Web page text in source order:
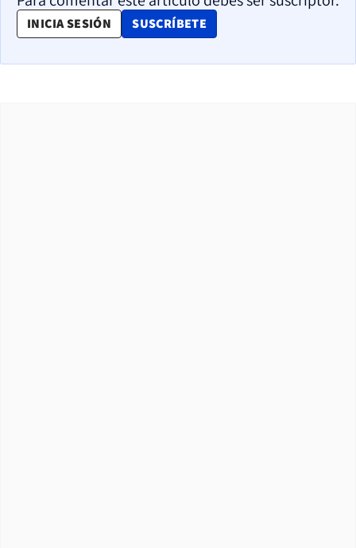
INICIA SESIÓN SUSCRÍBETE
OPENS IN NEW WINDOW